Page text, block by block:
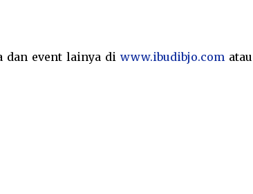
dan event lainya di www.ibudibjo.comatau